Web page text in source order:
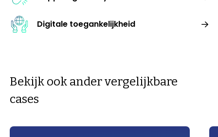
Digitale toegankelijkheid
Bekijk ook ander vergelijkbare
cases